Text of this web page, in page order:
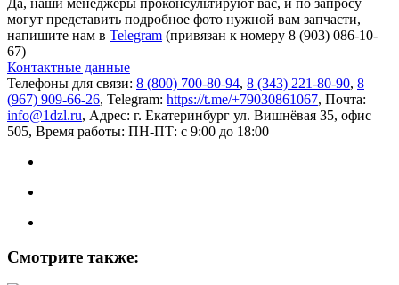
могут представить подробное фото нужной вам запчасти,
напишите нам в Telegram (привязан к номеру 8 (903) 086-10-
67)
Контактные данные
Телефоны для связи: 8 (800) 700-80-94, 8 (343) 221-80-90, 8
(967) 909-66-26, Telegram: https://t.me/+79030861067, Почта:
info@1dzl.ru, Адрес: г. Екатеринбург ул. Вишнёвая 35, офис
505, Время работы: ПН-ПТ: с 9:00 до 18:00
Смотрите также: